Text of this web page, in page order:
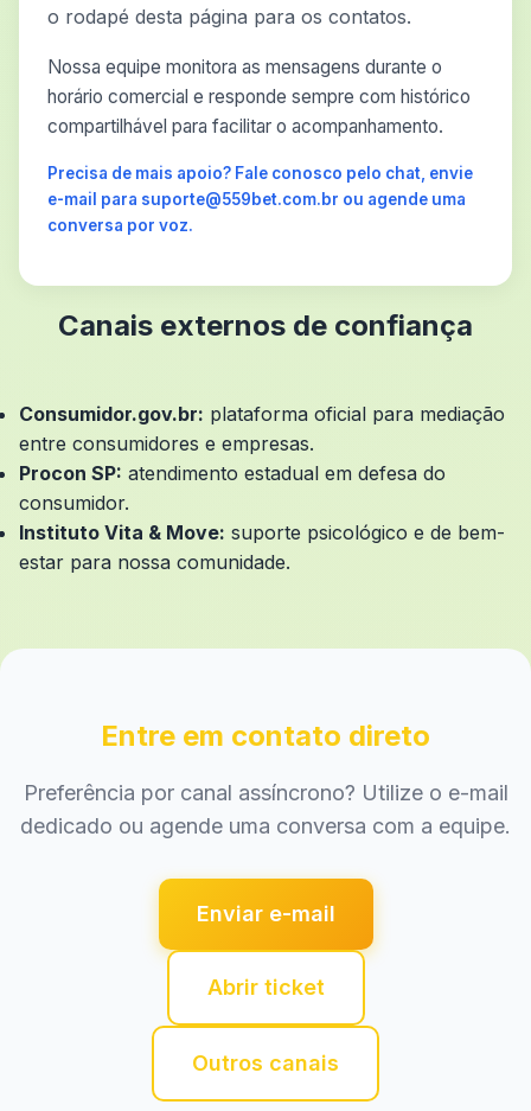
o rodapé desta página para os contatos.
Nossa equipe monitora as mensagens durante o
horário comercial e responde sempre com histórico
compartilhável para facilitar o acompanhamento.
Precisa de mais apoio? Fale conosco pelo chat, envie
e-mail para suporte@559bet.com.br ou agende uma
conversa por voz.
Canais externos de confiança
Consumidor.gov.br: plataforma oficial para mediação
entre consumidores e empresas.
Procon SP: atendimento estadual em defesa do
consumidor.
Instituto Vita & Move: suporte psicológico e de bem-
estar para nossa comunidade.
Entre em contato direto
Preferência por canal assíncrono? Utilize o e-mail
dedicado ou agende uma conversa com a equipe.
Enviar e-mail
Abrir ticket
Outros canais